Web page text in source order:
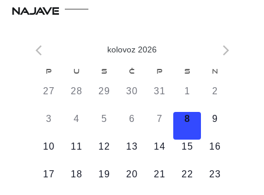
NAJAVE
kolovoz 2026
Kalendar
od
Događaji
P U S Č P S N
0
27
0
28
0
29
0
30
0
31
0
1
0
2
0
3
0
4
0
5
0
6
0
7
0
8
0
9
0
10
0
11
0
12
0
13
0
14
0
15
0
16
0
17
0
18
0
19
0
20
0
21
0
22
0
23